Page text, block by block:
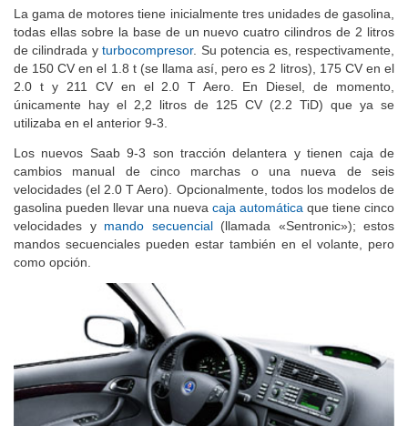
La gama de motores tiene inicialmente tres unidades de gasolina,
todas ellas sobre la base de un nuevo cuatro cilindros de 2 litros
de cilindrada yturbocompresor. Su potencia es, respectivamente,
de 150 CV en el 1.8 t (se llama así, pero es 2 litros), 175 CV en el
2.0 t y 211 CV en el 2.0 T Aero. En Diesel, de momento,
únicamente hay el 2,2 litros de 125 CV (2.2 TiD) que ya se
utilizaba en el anterior 9-3.
Los nuevos Saab 9-3 son tracción delantera y tienen caja de
cambios manual de cinco marchas o una nueva de seis
velocidades (el 2.0 T Aero). Opcionalmente, todos los modelos de
gasolina pueden llevar una nueva caja automática que tiene cinco
velocidades y mando secuencial(llamada «Sentronic»); estos
mandos secuenciales pueden estar también en el volante, pero
como opción.